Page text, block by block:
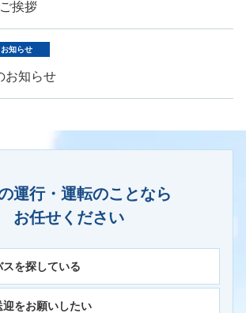
挨拶
お知らせ
お知らせ
運行・運転のことなら
お任せください
スを探している
をお願いしたい